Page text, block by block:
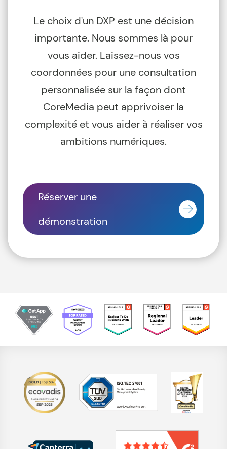
Le choix d'un DXP est une décision
importante. Nous sommes là pour
vous aider. Laissez-nous vos
coordonnées pour une consultation
personnalisée sur la façon dont
CoreMedia peut apprivoiser la
complexité et vous aider à réaliser vos
ambitions numériques.
Réserver une
démonstration